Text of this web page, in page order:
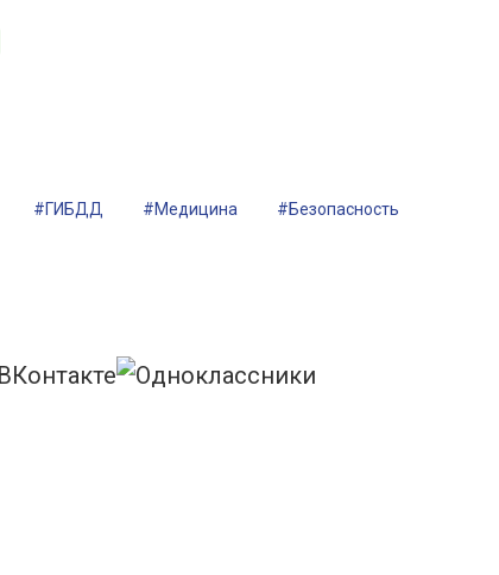
#ГИБДД #Медицина #Безопасность